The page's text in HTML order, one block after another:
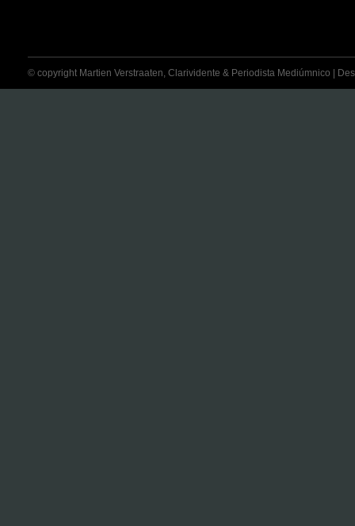
© copyright Martien Verstraaten, Clarividente & Periodista Mediúmnico |